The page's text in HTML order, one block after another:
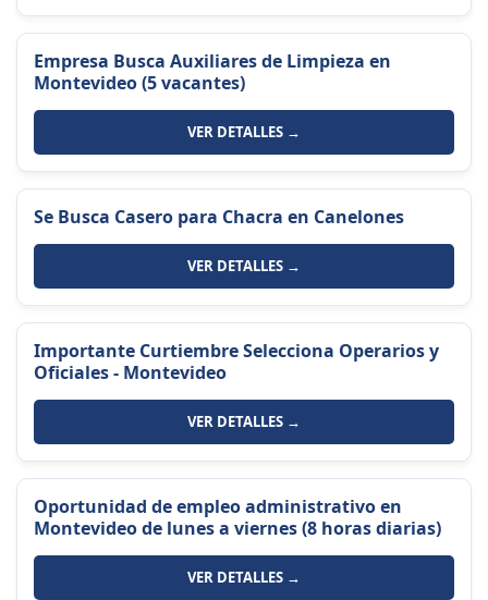
Empresa Busca Auxiliares de Limpieza en
Montevideo (5 vacantes)
VER DETALLES →
Se Busca Casero para Chacra en Canelones
VER DETALLES →
Importante Curtiembre Selecciona Operarios y
Oficiales - Montevideo
VER DETALLES →
Oportunidad de empleo administrativo en
Montevideo de lunes a viernes (8 horas diarias)
VER DETALLES →